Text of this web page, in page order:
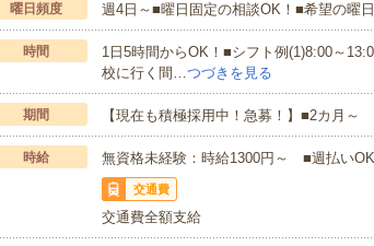
曜日頻度 週4日～■曜日固定の相談OK！■希望の曜
時間
1日5時間からOK！■シフト例(1)8:00～
校に行く間…つづきを見る
期間 【現在も積極採用中！急募！】■2カ月～
時給 無資格未経験：時給1300円～ ■週払い
交通費
交通費全額支給